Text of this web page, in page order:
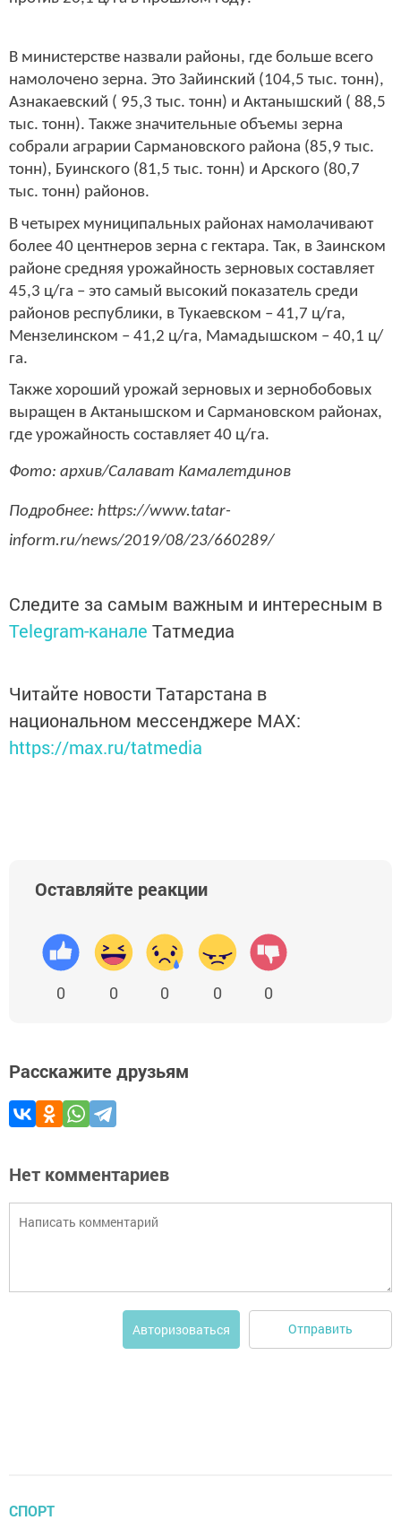
В министерстве назвали районы, где больше всего
намолочено зерна. Это Зайинский (104,5 тыс. тонн),
Азнакаевский ( 95,3 тыс. тонн) и Актанышский ( 88,5
тыс. тонн). Также значительные объемы зерна
собрали аграрии Сармановского района (85,9 тыс.
тонн), Буинского (81,5 тыс. тонн) и Арского (80,7
тыс. тонн) районов.
В четырех муниципальных районах намолачивают
более 40 центнеров зерна с гектара. Так, в Заинском
районе средняя урожайность зерновых составляет
45,3 ц/га – это самый высокий показатель среди
районов республики, в Тукаевском – 41,7 ц/га,
Мензелинском – 41,2 ц/га, Мамадышском – 40,1 ц/
га.
Также хороший урожай зерновых и зернобобовых
выращен в Актанышском и Сармановском районах,
где урожайность составляет 40 ц/га.
Фото: архив/Салават Камалетдинов
Подробнее: https://www.tatar-
inform.ru/news/2019/08/23/660289/
Следите за самым важным и интересным в
Telegram-канале Татмедиа
Читайте новости Татарстана в
национальном мессенджере MАХ:
https://max.ru/tatmedia
Оставляйте реакции
0 0 0 0 0
Расскажите друзьям
Нет комментариев
Авторизоваться Отправить
СПОРТ